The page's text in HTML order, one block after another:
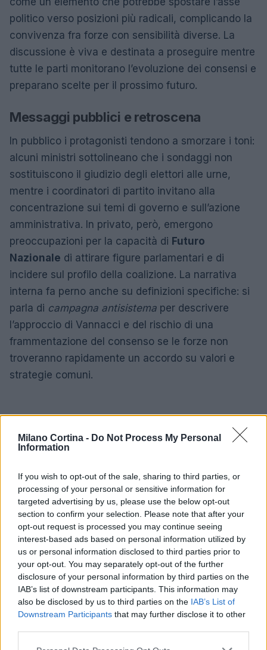
Milano Cortina - Do Not Process My Personal
Information
If you wish to opt-out of the sale, sharing to third parties, or
processing of your personal or sensitive information for
targeted advertising by us, please use the below opt-out
section to confirm your selection. Please note that after your
opt-out request is processed you may continue seeing
interest-based ads based on personal information utilized by
us or personal information disclosed to third parties prior to
your opt-out. You may separately opt-out of the further
disclosure of your personal information by third parties on the
IAB’s list of downstream participants. This information may
also be disclosed by us to third parties on the IAB’s List of
Downstream Participants that may further disclose it to other
Please note that this website/app uses one or more Google
politico verso posizioni più radicali, complicando la
convivenza fra forze con sensibilità diverse. La
discussione è viva e destinata a proseguire mentre
tutte le parti monitorano l’evoluzione dei consensi e
preparano scelte per il prossimo futuro.
Messaggi pubblici e retroscena
In pubblico i protagonisti tendono a smorzare i toni:
alcuni ministri sottolineano che i sondaggi non
sostituiscono il giudizio degli elettori alle urne,
mentre i coordinatori di partito invitano alla
concentrazione sui temi di governo e sull’azione
amministrativa. In privato, però, emergono
preoccupazioni per la capacità di Futuro
Nazionale di attirare figure parlamentari e di
incidere sul profilo della coalizione. La narrativa
interna fa perno anche su definizioni specifiche: si
parla di campagna antisistema per descrivere
l’approccio di Vannacci e del rischio di una
frammentazione del consenso se le forze non
troveranno rapidamente un accordo su valori e
strategie comuni.
Il fenomeno resta monitorato dai principali
protagonisti politici come indicatore di possibili